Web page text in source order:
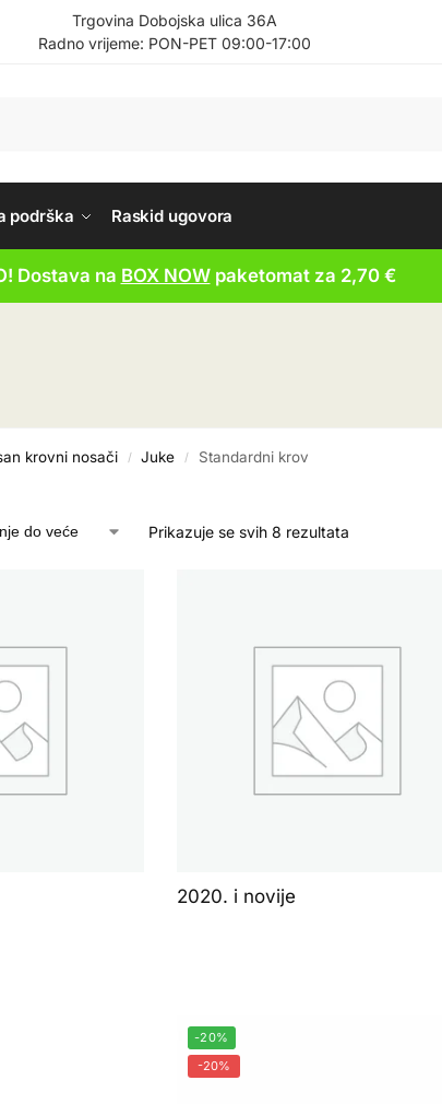
Trgovina Dobojska ulica 36A
Radno vrijeme: PON-PET 09:00-17:00
podrška Raskid ugovora
Dostava na BOX NOWpaketomat za 2,70 €
krovni nosači / Juke / Standardni krov
Prikazuje se svih 8 rezultata
2020. i novije
-20%
-20%